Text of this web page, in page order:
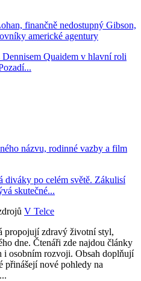
finančně nedostupný Gibson,
americké agentury
Quaidem v hlavní roli
názvu, rodinné vazby a film
diváky po celém světě. Zákulisí
skutečné...
V Telce
propojují zdravý životní styl,
dne. Čtenáři zde najdou články
osobním rozvoji. Obsah doplňují
přinášejí nové pohledy na